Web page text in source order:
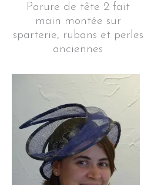
Parure de tête 2 fait
main montée sur
sparterie, rubans et perles
anciennes